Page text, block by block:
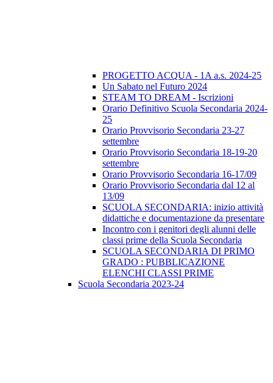
PROGETTO ACQUA - 1A a.s. 2024-25
Un Sabato nel Futuro 2024
STEAM TO DREAM - Iscrizioni
Orario Definitivo Scuola Secondaria 2024-
25
Orario Provvisorio Secondaria 23-27
settembre
Orario Provvisorio Secondaria 18-19-20
settembre
Orario Provvisorio Secondaria 16-17/09
Orario Provvisorio Secondaria dal 12 al
13/09
SCUOLA SECONDARIA: inizio attività
didattiche e documentazione da presentare
Incontro con i genitori degli alunni delle
classi prime della Scuola Secondaria
SCUOLA SECONDARIA DI PRIMO
GRADO : PUBBLICAZIONE
ELENCHI CLASSI PRIME
Scuola Secondaria 2023-24